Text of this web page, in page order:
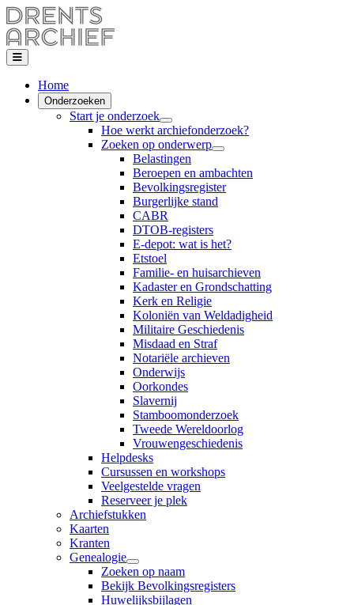
Home
Onderzoeken
Start je onderzoek
Hoe werkt archiefonderzoek?
Zoeken op onderwerp
Belastingen
Beroepen en ambachten
Bevolkingsregister
Burgerlijke stand
CABR
DTOB-registers
E-depot: wat is het?
Etstoel
Familie- en huisarchieven
Kadaster en Grondschatting
Kerk en Religie
Koloniën van Weldadigheid
Militaire Geschiedenis
Misdaad en Straf
Notariële archieven
Onderwijs
Oorkondes
Slavernij
Stamboomonderzoek
Tweede Wereldoorlog
Vrouwengeschiedenis
Helpdesks
Cursussen en workshops
Veelgestelde vragen
Reserveer je plek
Archiefstukken
Kaarten
Kranten
Genealogie
Zoeken op naam
Bekijk Bevolkingsregisters
Huwelijksbijlagen